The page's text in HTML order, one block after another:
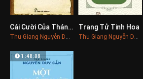
0Cái Cười Của Thánh Nhân
Thu Giang Nguyễn Duy Cần
0
Trang Tử Tinh Hoa
Thu Giang Nguyễn Duy Cần
1:48:08